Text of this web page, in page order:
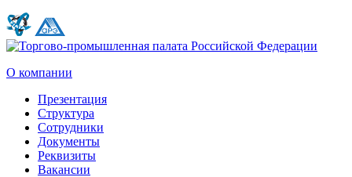
О компании
Презентация
Структура
Сотрудники
Документы
Реквизиты
Вакансии